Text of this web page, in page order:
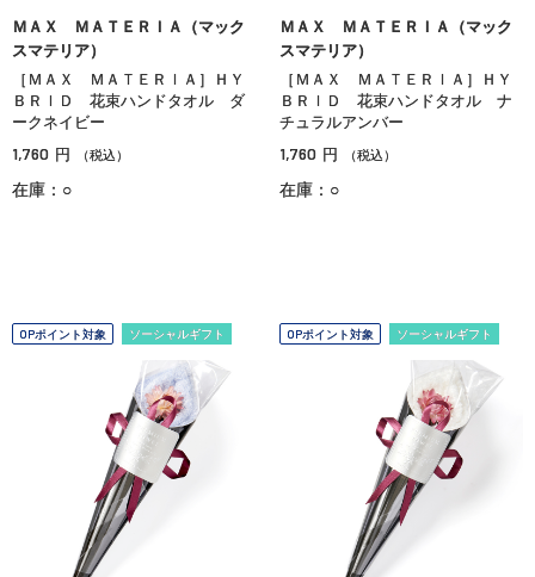
ＭＡＸ ＭＡＴＥＲＩＡ（マック
スマテリア）
［ＭＡＸ ＭＡＴＥＲＩＡ］ＨＹ
ＢＲＩＤ 花束ハンドタオル ダ
ークネイビー
1,760 円 （税込）
在庫：○
ＭＡＸ ＭＡＴＥＲＩＡ（マック
スマテリア）
［ＭＡＸ ＭＡＴＥＲＩＡ］ＨＹ
ＢＲＩＤ 花束ハンドタオル ナ
チュラルアンバー
1,760 円 （税込）
在庫：○
OPポイント対象 ソーシャルギフト OPポイント対象 ソーシャルギフト